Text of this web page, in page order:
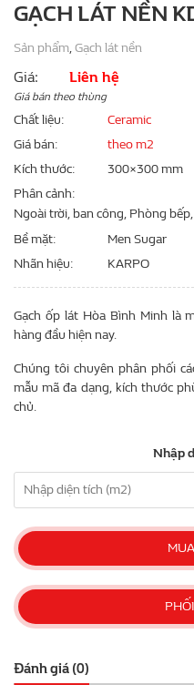
GẠCH LÁT NỀN
Sản phẩm,Gạch lát nền
Giá: Liên hệ
Giá bán theo thùng
Chất liệu
Ceramic
Giá bán
theo m2
Kích thước
300×300 mm
Phân cảnh
Ngoài trời, ban công, Phòng
Bề mặt
Men Sugar
Nhãn hiệu
KARPO
Gạch ốp lát Hòa Bình Minh là
hàng đầu hiện nay.
Chúng tôi chuyên phân phối
mẫu mã đa dạng, kích thước
chủ.
Nhập
Đánh giá (0)